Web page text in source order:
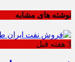
نوشته های مشابه
3 هفته قبل